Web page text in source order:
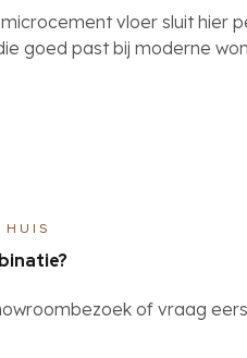
vloer sluit hier
goed past bij moderne
HUIS
of vraag